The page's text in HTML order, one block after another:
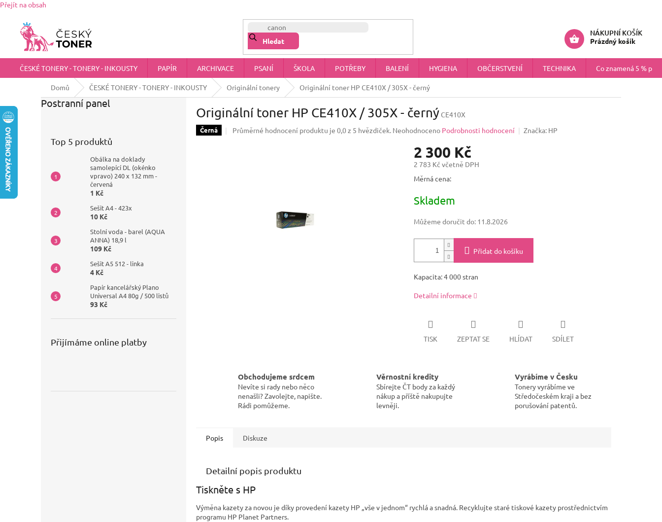
Přejít na obsah
chci@ceskytoner.cz
OBCHODNÍ PODMÍNKY
Hledat
NÁKUPNÍ KOŠÍK
Prázdný košík
ČESKÉ TONERY - TONERY - INKOUSTY PAPÍR ARCHIVACE PSANÍ ŠKOLA POTŘEBY BALENÍ HYGIENA OBČERSTVENÍ TECHNIKA Co znamená 5 %
Domů ČESKÉ TONERY - TONERY - INKOUSTY Originální tonery Originální toner HP CE410X / 305X - černý
Postranní panel
Top 5 produktů
Obálka na doklady
samolepící DL (okénko
vpravo) 240 x 132 mm -
červená
1 Kč
Sešit A4 - 423x
10 Kč
Stolní voda - barel (AQUA
ANNA) 18,9 l
109 Kč
Sešit A5 512 - linka
4 Kč
Papír kancelářský Plano
Universal A4 80g / 500 listů
93 Kč
Přijímáme online platby
Originální toner HP CE410X / 305X - černý CE410X
Černá Průměrné hodnocení produktu je 0,0 z 5 hvězdiček. Neohodnoceno Podrobnosti hodnocení Značka: HP
2 300 Kč
2 783 Kč včetně DPH
Měrná cena:
Skladem
Můžeme doručit do: 11.8.2026
Přidat do košíku
Kapacita: 4 000 stran
Detailní informace
TISK ZEPTAT SE HLÍDAT SDÍLET
Obchodujeme srdcem
Nevíte si rady nebo něco
nenašli? Zavolejte, napište.
Rádi pomůžeme.
Věrnostní kredity
Sbírejte ČT body za každý
nákup a příště nakupujte
levněji.
Vyrábíme v Česku
Tonery vyrábíme ve
Středočeském kraji a bez
porušování patentů.
Popis Diskuze
Detailní popis produktu
Tiskněte s HP
Výměna kazety za novou je díky provedení kazety HP „vše v jednom“ rychlá a snadná. Recyklujte staré tiskové kazety prostřednictvím
programu HP Planet Partners.